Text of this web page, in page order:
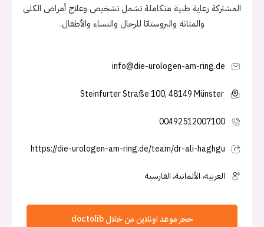
المشتركة رعاية طبية متكاملة تشمل تشخيص وعلاج أمراض الكلى
والمثانة والبروستاتا للرجال والنساء والأطفال.
info@die-urologen-am-ring.de
Steinfurter Straße 100, 48149 Münster
00492512007100
https://die-urologen-am-ring.de/team/dr-ali-haghgu
العربية، الألمانية، الفارسية
حجز موعد اونلاين من خلال doctolib